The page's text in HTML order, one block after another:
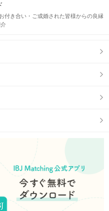
付き合い・ご成婚された皆様からの良縁